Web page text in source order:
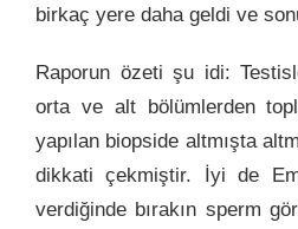
birkaç yere daha geldi ve
Raporun özeti şu idi:
orta ve alt bölümlerden
yapılan biopside altmışta
dikkati çekmiştir. İyi de
verdiğinde bırakın sperm